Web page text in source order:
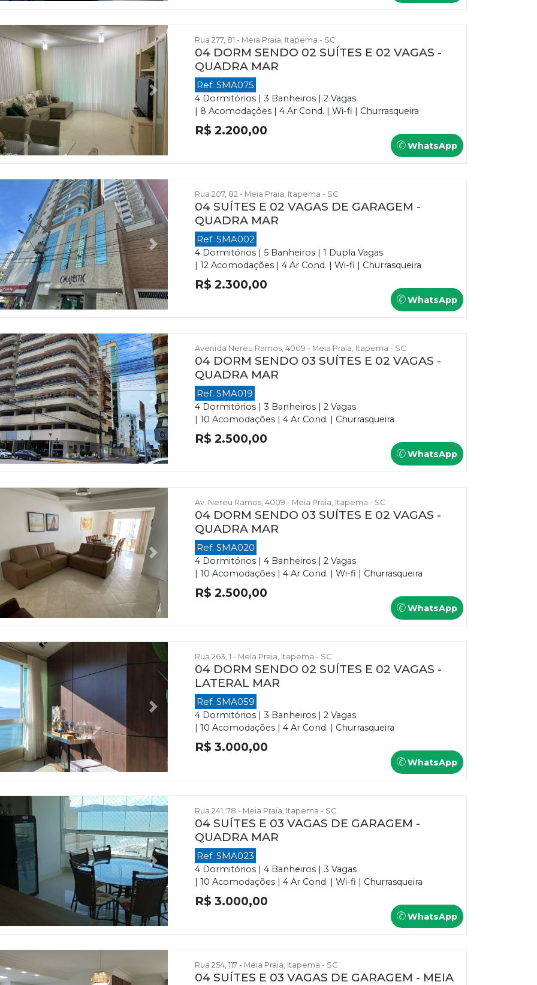
Next
Rua 277, 81 - Meia Praia, Itapema - SC
04 DORM SENDO 02 SUÍTES E 02 VAGAS -
QUADRA MAR
Ref. SMA075
4 Dormitórios | 3 Banheiros | 2 Vagas
| 8 Acomodações | 4 Ar Cond. | Wi-fi | Churrasqueira
R$ 2.200,00
WhatsApp
Next
Rua 207, 82 - Meia Praia, Itapema - SC
04 SUÍTES E 02 VAGAS DE GARAGEM -
QUADRA MAR
Ref. SMA002
4 Dormitórios | 5 Banheiros | 1 Dupla Vagas
| 12 Acomodações | 4 Ar Cond. | Wi-fi | Churrasqueira
R$ 2.300,00
WhatsApp
Next
Avenida Nereu Ramos, 4009 - Meia Praia, Itapema - SC
04 DORM SENDO 03 SUÍTES E 02 VAGAS -
QUADRA MAR
Ref. SMA019
4 Dormitórios | 3 Banheiros | 2 Vagas
| 10 Acomodações | 4 Ar Cond. | Churrasqueira
R$ 2.500,00
WhatsApp
Next
Av. Nereu Ramos, 4009 - Meia Praia, Itapema - SC
04 DORM SENDO 03 SUÍTES E 02 VAGAS -
QUADRA MAR
Ref. SMA020
4 Dormitórios | 4 Banheiros | 2 Vagas
| 10 Acomodações | 4 Ar Cond. | Wi-fi | Churrasqueira
R$ 2.500,00
WhatsApp
Next
Rua 263, 1 - Meia Praia, Itapema - SC
04 DORM SENDO 02 SUÍTES E 02 VAGAS -
LATERAL MAR
Ref. SMA059
4 Dormitórios | 3 Banheiros | 2 Vagas
| 10 Acomodações | 4 Ar Cond. | Churrasqueira
R$ 3.000,00
WhatsApp
Next
Rua 241, 78 - Meia Praia, Itapema - SC
04 SUÍTES E 03 VAGAS DE GARAGEM -
QUADRA MAR
Ref. SMA023
4 Dormitórios | 4 Banheiros | 3 Vagas
| 10 Acomodações | 4 Ar Cond. | Wi-fi | Churrasqueira
R$ 3.000,00
WhatsApp
Rua 254, 117 - Meia Praia, Itapema - SC
04 SUÍTES E 03 VAGAS DE GARAGEM - MEIA